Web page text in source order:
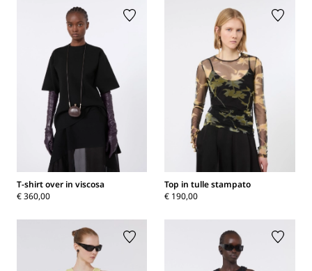
T-shirt over in viscosa
€ 360,00
Top in tulle stampato
€ 190,00